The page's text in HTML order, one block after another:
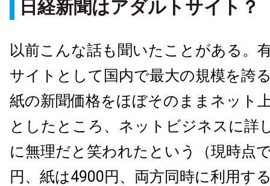
日経新聞はアダルトサイト？
以前こんな話も聞いたことがある。
サイトとして国内で最大の規模を誇
紙の新聞価格をほぼそのままネット
としたところ、ネットビジネスに詳
に無理だと笑われたという（現時点
円、紙は4900円、両方同時に利用す